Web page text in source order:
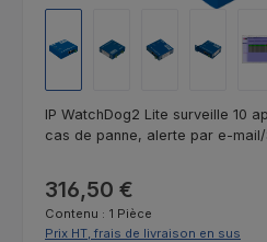
IP WatchDog2 Lite surveille 10
cas de panne, alerte par e-mail/
Prix régulier :
316,50 €
Contenu : 1 Pièce
Prix HT, frais de livraison en sus